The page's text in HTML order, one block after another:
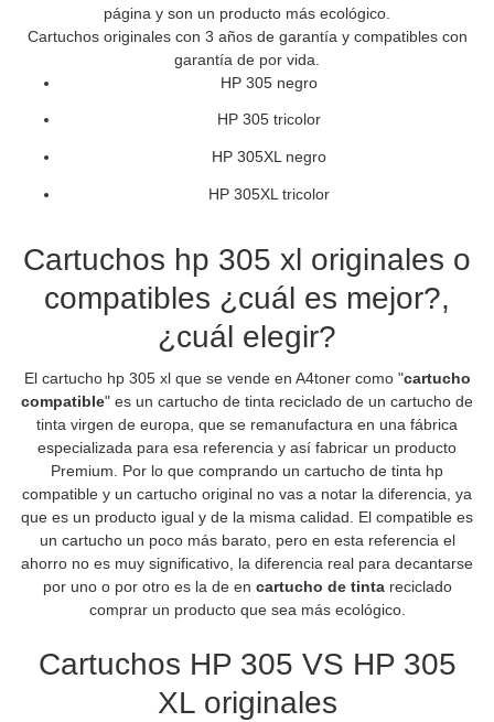
página y son un producto más ecológico.
Cartuchos originales con 3 años de garantía y compatibles con
garantía de por vida.
HP 305 negro
HP 305 tricolor
HP 305XL negro
HP 305XL tricolor
Cartuchos hp 305 xl originales o
compatibles ¿cuál es mejor?,
¿cuál elegir?
El cartucho hp 305 xl que se vende en A4toner como "cartucho
compatible" es un cartucho de tinta reciclado de un cartucho de
tinta virgen de europa, que se remanufactura en una fábrica
especializada para esa referencia y así fabricar un producto
Premium. Por lo que comprando un cartucho de tinta hp
compatible y un cartucho original no vas a notar la diferencia, ya
que es un producto igual y de la misma calidad. El compatible es
un cartucho un poco más barato, pero en esta referencia el
ahorro no es muy significativo, la diferencia real para decantarse
por uno o por otro es la de en cartucho de tintareciclado
comprar un producto que sea más ecológico.
Cartuchos HP 305 VS HP 305
XL originales